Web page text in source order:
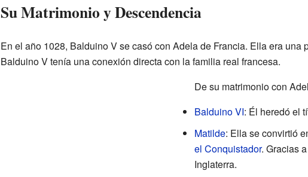
Su Matrimonio y Descendencia
En el año 1028, Balduino V se casó con Adela de Francia. Ella era una
Balduino V tenía una conexión directa con la familia real francesa.
De su matrimonio con
Balduino VI: Él heredó el
Matilde: Ella se convirtió
el Conquistador. Gracias
Inglaterra.